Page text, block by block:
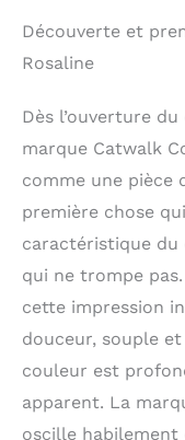
Découverte et
Rosaline
Dès l’ouverture
marque Catwalk
comme une pièce
première chose
caractéristique du
qui ne trompe
cette impression
douceur, souple
couleur est
apparent. La
oscille habilement